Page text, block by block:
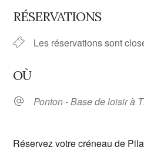
RÉSERVATIONS
Les réservations sont
OÙ
Ponton - Base de loisir à
Réservez votre créneau de